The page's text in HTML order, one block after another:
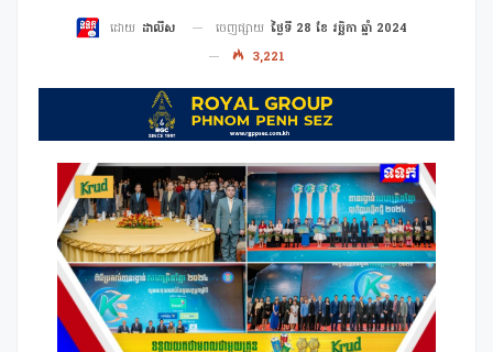
ដោយ ដាលីស ចេញផ្សាយ ថ្ងៃទី 28 ខែ វច្ឆិកា ឆ្នាំ 2024
3,221